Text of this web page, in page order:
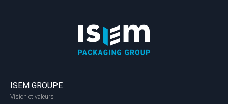
ISEM GROUPE
Vision et valeurs